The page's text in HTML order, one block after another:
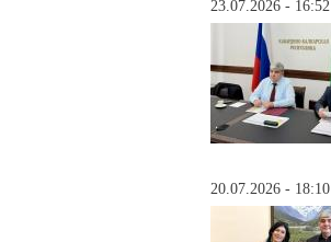
23.07.2026 - 16:52
20.07.2026 - 18:10